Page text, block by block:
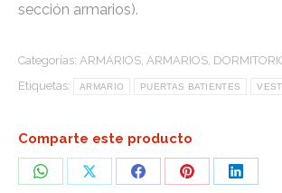
sección armarios).
Categorías: ARMARIOS, ARMARIOS,
Etiquetas:
ARMARIO PUERTAS BATIENTES
Comparte este producto
Share
Share
Share
Share
Share